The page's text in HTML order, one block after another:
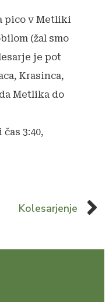
pico v Metliki
(žal smo
je pot
Krasinca,
Metlika do
3:40,
Kolesarjenje